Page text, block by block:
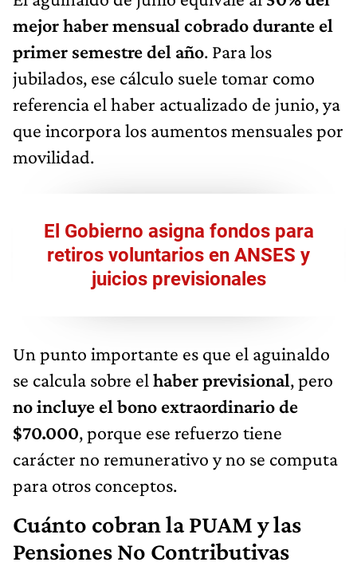
mejor haber mensual cobrado durante el
primer semestre del año. Para los
jubilados, ese cálculo suele tomar como
referencia el haber actualizado de junio, ya
que incorpora los aumentos mensuales por
movilidad.
El Gobierno asigna fondos para
retiros voluntarios en ANSES y
juicios previsionales
Un punto importante es que el aguinaldo
se calcula sobre el haber previsional, pero
no incluye el bono extraordinario de
$70.000, porque ese refuerzo tiene
carácter no remunerativo y no se computa
para otros conceptos.
Cuánto cobran la PUAM y las
Pensiones No Contributivas